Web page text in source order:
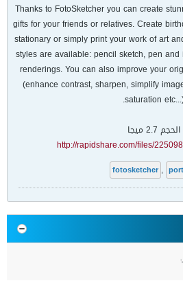
Thanks to FotoSketcher you can create
gifts for your friends or relatives. Create
stationary or simply print your work of art
styles are available: pencil sketch, pen
renderings. You can also improve your
(enhance contrast, sharpen, simplify
saturation
الحجم 2.7 ميجا
http://rapidshare.com/files/
fotosketcher ,